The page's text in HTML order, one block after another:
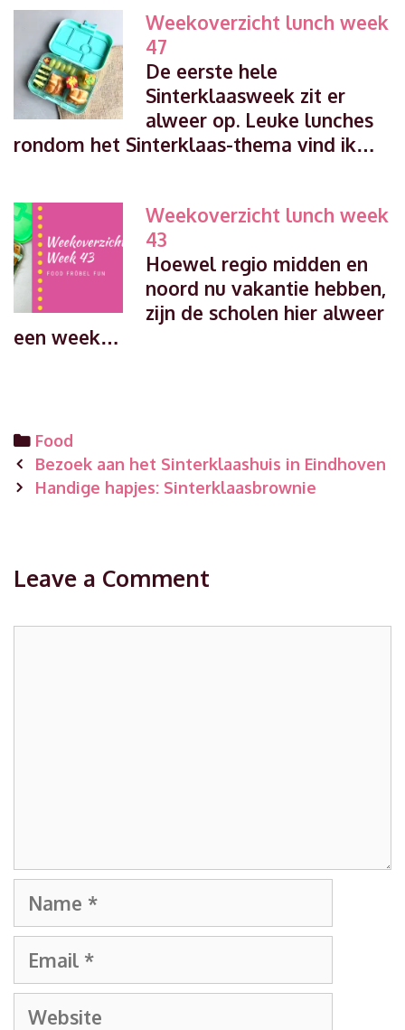
Weekoverzicht lunch week
47
De eerste hele
Sinterklaasweek zit er
alweer op. Leuke lunches
rondom het Sinterklaas-thema vind ik…
Weekoverzicht lunch week
43
Hoewel regio midden en
noord nu vakantie hebben,
zijn de scholen hier alweer
een week…
Categories
Food
Post
navigation
Bezoek aan het Sinterklaashuis in Eindhoven
Handige hapjes: Sinterklaasbrownie
Leave a Comment
Name
Email
Website